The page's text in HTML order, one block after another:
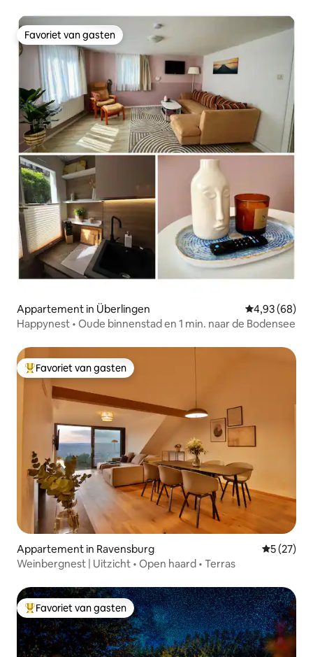
Favoriet van gasten
Favoriet van gasten
Appartement in Überlingen Gemiddelde
4,93 (68)
Happynest • Oude binnenstad en 1 min. naar de Bodensee
Topfavoriet van gasten
Favoriet van gasten
Appartement in Ravensburg
5 (27)
Weinbergnest | Uitzicht • Open haard • Terras
Topfavoriet van gasten
Favoriet van gasten